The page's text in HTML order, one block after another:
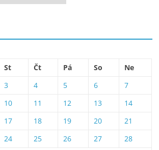
St Čt Pá So
Ne
3 4 5 6
7
10 11 12 13
14
17 18 19 20
21
24 25 26 27
28